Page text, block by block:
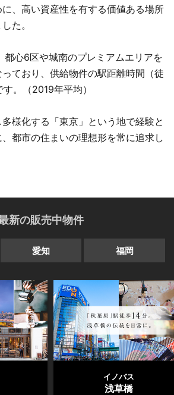
、高い資産性を有する価値ある場所
た。
心6区や城南のプレミアムエリアを
ており、供給物件の駅距離時間（徒
。（2019年平均）
様化する「東京」という地で経験と
都市の住まいの理想形を常に追求し
新の販売中物件
愛知 福岡
イノバス
浅草橋